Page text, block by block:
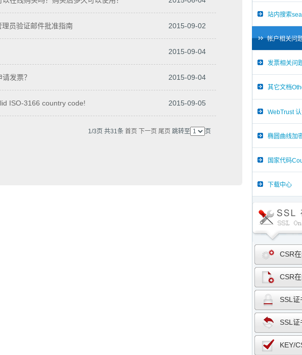
2015-09-02
员验证邮件批准指南
2015-09-04
2015-09-04
发票？
2015-09-05
ISO-3166 country code!
1/3页 共31条 首页 下一页 尾页 跳转至 页
站内搜索
帐户相关问
发票相关问
其它文档
WebTrust
椭圆曲线加
国家代码
下载中心
CSR
CSR
SSL证
SSL证
KEY/